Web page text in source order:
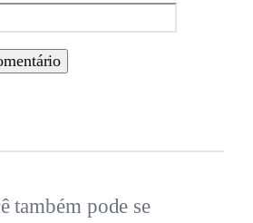
também pode se